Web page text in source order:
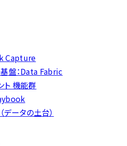
Capture
盤：Data Fabric
ト 機能群
ータの土台）